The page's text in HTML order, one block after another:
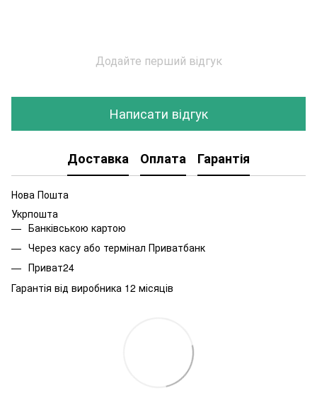
Додайте перший відгук
Написати відгук
Доставка Оплата Гарантія
Нова Пошта
Укрпошта
Банківською картою
Через касу або термінал Приватбанк
Приват24
Гарантія від виробника 12 місяців